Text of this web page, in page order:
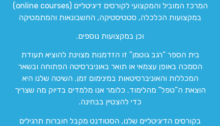
המרכז המוביל והמקצועי לקורסים דיגיטליים (online courses)
במקצועות הכלכלה, סטטיסטיקה, החשבונאות והמתמטיקה
וכן במקצועות נוספים.
בית הספר “רגב גוטמן” זו הזדמנות מצוינת להוציא תעודת
הסמכה באופן עצמאי או תואר באוניברסיטה הפתוחה ובשאר
המכללות והאוניברסיטאות במינימום זמן. השיטה שלנו היא
הוצאת ה”טפל” מהלימוד. כלומר אנו מלמדים בדיוק מה שצריך
כדי להצטיין בבחינה.
בקורסים הדיגיטליים שלנו, הסטודנט מקבל חוברות תרגילים